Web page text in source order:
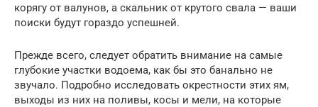
корягу от валунов, а скальник от крутого свала — ваши
поиски будут гораздо успешней.
Прежде всего, следует обратить внимание на самые
глубокие участки водоема, как бы это банально не
звучало. Подробно исследовать окрестности этих ям,
выходы из них на поливы, косы и мели, на которые